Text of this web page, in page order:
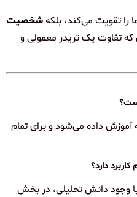
را تقویت می‌کند، بلکهشخصیت
که تفاوت یک تریدر معمولی و
آموزش داده می‌شود و برای تمام
دارد؟
با وجود دانش تحلیلی، در بخش